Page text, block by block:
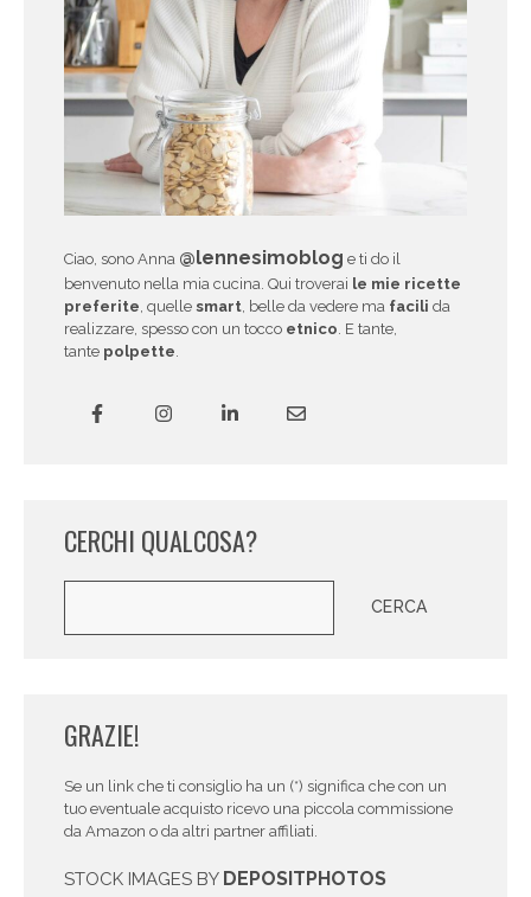
Ciao, sono Anna @lennesimoblog e ti do il
benvenuto nella mia cucina. Qui troverai le mie ricette
preferite, quelle smart, belle da vedere ma facili da
realizzare, spesso con un tocco etnico. E tante,
tante polpette.
CERCHI QUALCOSA?
CERCA
GRAZIE!
Se un link che ti consiglio ha un (*) significa che con un
tuo eventuale acquisto ricevo una piccola commissione
da Amazon o da altri partner affiliati.
STOCK IMAGES BY DEPOSITPHOTOS